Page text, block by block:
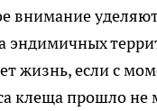
внимание
жизнь, если с
клеща прошло не